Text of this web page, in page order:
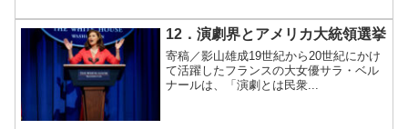
12．演劇界とアメリカ大統領選挙
寄稿／影山雄成19世紀から20世紀にかけ
て活躍したフランスの大女優サラ・ベル
ナールは、「演劇とは民衆...